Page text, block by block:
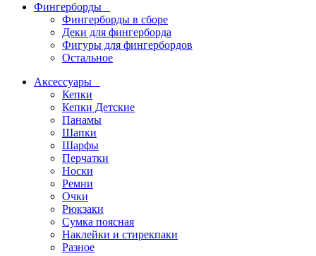
Фингерборды
Фингерборды в сборе
Деки для фингерборда
Фигуры для фингербордов
Остальное
Аксессуары
Кепки
Кепки Детские
Панамы
Шапки
Шарфы
Перчатки
Носки
Ремни
Очки
Рюкзаки
Сумка поясная
Наклейки и стирекпаки
Разное